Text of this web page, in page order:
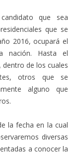
que sea
que se
2016, ocupará el
nación. Hasta el
de los cuales
otros que se
alguno que
la fecha en la cual
diversas
a conocer la